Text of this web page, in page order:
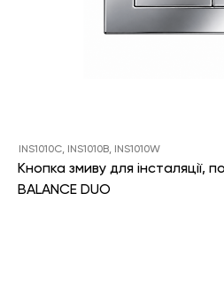
INS1010C, INS1010B, INS1010W
Кнопка змиву для інсталяції,
BALANCE DUO